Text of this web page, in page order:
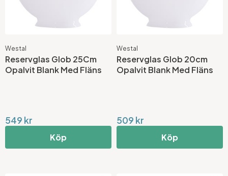
Westal
Reservglas Glob 25Cm
Opalvit Blank Med Fläns
549 kr
Köp
Westal
Reservglas Glob 20cm
Opalvit Blank Med Fläns
509 kr
Köp